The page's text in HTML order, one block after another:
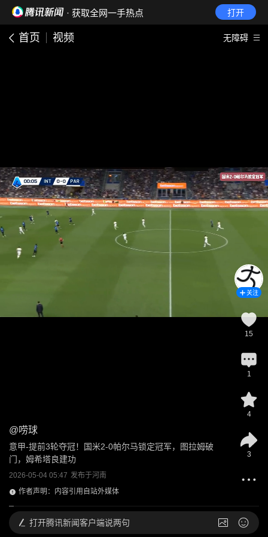
· 获取全网一手热点 打开
首页 视频 无障碍
@唠球
意甲-提前3轮夺冠！国米2-0帕尔马锁定冠军，图拉姆破
门，姆希塔良建功
2026-05-04 05:47 发布于河南
作者声明：内容引用自站外媒体
关注
15
1
4
3
打开腾讯新闻客户端说两句